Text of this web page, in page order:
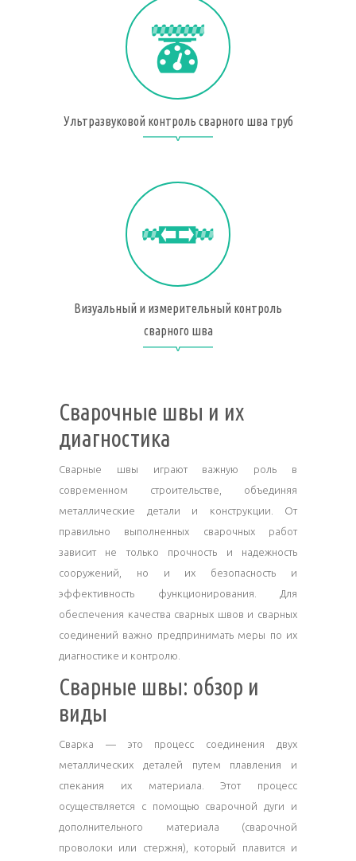
Ультразвуковой контроль сварного шва труб
Визуальный и измерительный контроль
сварного шва
Сварочные швы и их
диагностика
Сварные швы играют важную роль в
современном строительстве, объединяя
металлические детали и конструкции. От
правильно выполненных сварочных работ
зависит не только прочность и надежность
сооружений, но и их безопасность и
эффективность функционирования. Для
обеспечения качества сварных швов и сварных
соединений важно предпринимать меры по их
диагностике и контролю.
Сварные швы: обзор и
виды
Сварка — это процесс соединения двух
металлических деталей путем плавления и
спекания их материала. Этот процесс
осуществляется с помощью сварочной дуги и
дополнительного материала (сварочной
проволоки или стержня), который плавится и